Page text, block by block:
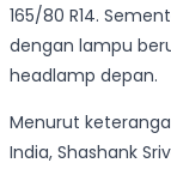
165/80 R14.
dengan lampu
headlamp depan.
Menurut
India, Shashank